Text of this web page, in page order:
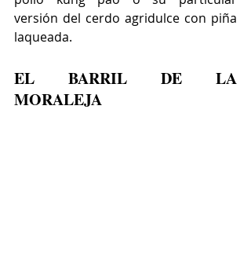
versión del cerdo agridulce con piña
laqueada.
EL BARRIL DE LA
MORALEJA